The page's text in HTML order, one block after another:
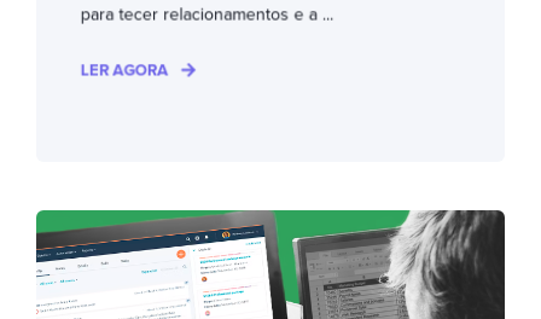
para tecer relacionamentos e a ...
LER AGORA